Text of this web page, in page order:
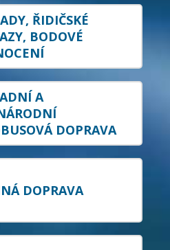
ŘIDIČSKÉ
BODOVÉ
A
DOPRAVA
DOPRAVA